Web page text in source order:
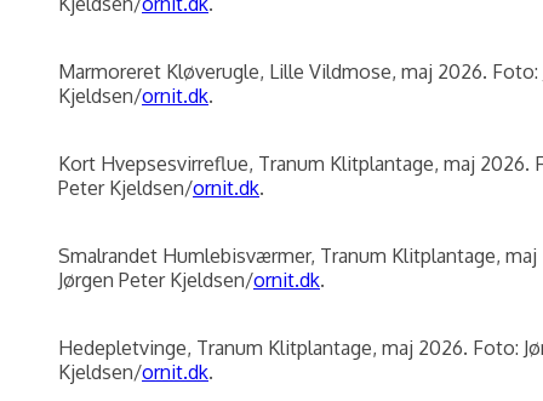
Marmoreret Kløverugle, Lille Vildmose, maj 2026. Foto:
Kjeldsen/ornit.dk.
Kort Hvepsesvirreflue, Tranum Klitplantage, maj 2026.
Peter Kjeldsen/ornit.dk.
Smalrandet Humlebisværmer, Tranum Klitplantage,
Jørgen Peter Kjeldsen/ornit.dk.
Hedepletvinge, Tranum Klitplantage, maj 2026. Foto:
Kjeldsen/ornit.dk.